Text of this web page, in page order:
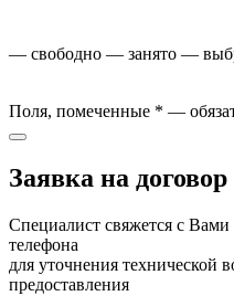
— свободно — занято —
Поля, помеченные * —
Заявка на
Специалист свяжется с
телефона
для уточнения технической
предоставления